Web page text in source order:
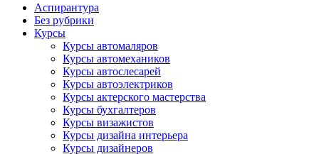
Аспирантура
Без рубрики
Курсы
Курсы автомаляров
Курсы автомехаников
Курсы автослесарей
Курсы автоэлектриков
Курсы актерского мастерства
Курсы бухгалтеров
Курсы визажистов
Курсы дизайна интерьера
Курсы дизайнеров